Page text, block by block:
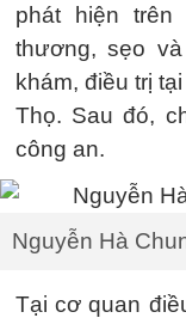
phát hiện
thương, sẹo
khám, điều trị
Thọ. Sau đó,
công an.
Nguyễn Hà
Tại cơ quan